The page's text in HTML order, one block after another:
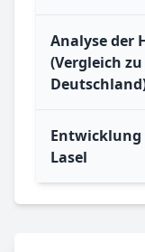
Analyse der
(Vergleich
Entwicklung
Lasel